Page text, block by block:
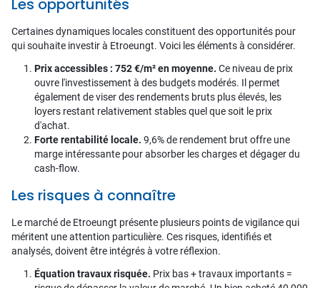
Les opportunités
Certaines dynamiques locales constituent des opportunités pour
qui souhaite investir à Etroeungt. Voici les éléments à considérer.
Prix accessibles : 752 €/m² en moyenne. Ce niveau de prix
ouvre l'investissement à des budgets modérés. Il permet
également de viser des rendements bruts plus élevés, les
loyers restant relativement stables quel que soit le prix
d'achat.
Forte rentabilité locale. 9,6% de rendement brut offre une
marge intéressante pour absorber les charges et dégager du
cash-flow.
Les risques à connaître
Le marché de Etroeungt présente plusieurs points de vigilance qui
méritent une attention particulière. Ces risques, identifiés et
analysés, doivent être intégrés à votre réflexion.
Équation travaux risquée. Prix bas + travaux importants =